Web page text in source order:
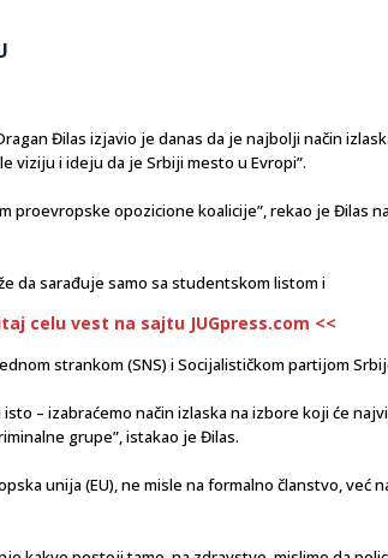
Đilas izjavio je danas da je najbolji način
viziju i ideju da je Srbiji mesto u Evropi”.
proevropske opozicione koalicije”, rekao je Đilas
da sarađuje samo sa studentskom listom i
celu vest na sajtu JUGpress.com <<
strankom (SNS) i Socijalističkom partijom
– izabraćemo način izlaska na izbore koji će
grupe”, istakao je Đilas.
unija (EU), ne misle na formalno članstvo, već